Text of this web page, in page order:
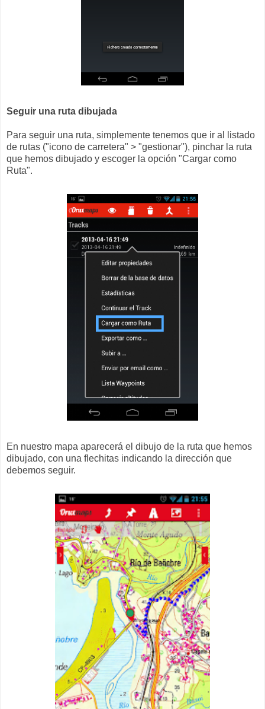
Seguir una ruta dibujada
Para seguir una ruta, simplemente tenemos que ir al listado
de rutas ("icono de carretera" > "gestionar"), pinchar la ruta
que hemos dibujado y escoger la opción "Cargar como
Ruta".
En nuestro mapa aparecerá el dibujo de la ruta que hemos
dibujado, con una flechitas indicando la dirección que
debemos seguir.